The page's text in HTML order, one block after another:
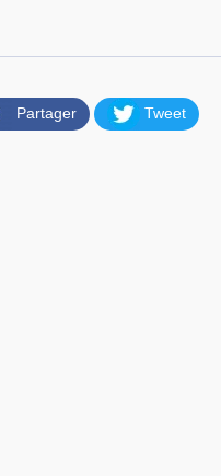
Partager Tweet